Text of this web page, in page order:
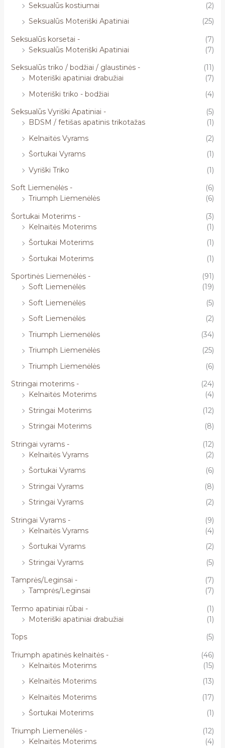
Seksualūs kostiumai
(2)
Seksualūs Moteriški Apatiniai
(25)
Seksualūs korsetai -
(7)
Seksualūs Moteriški Apatiniai
(7)
Seksualūs triko / bodžiai / glaustinės -
(11)
Moteriški apatiniai drabužiai
(7)
Moteriški triko - bodžiai
(4)
Seksualūs Vyriški Apatiniai -
(5)
BDSM / fetišas apatinis trikotažas
(1)
Kelnaitės Vyrams
(2)
Šortukai Vyrams
(1)
Vyriški Triko
(1)
Soft Liemenėlės -
(6)
Triumph Liemenėlės
(6)
Šortukai Moterims -
(3)
Kelnaitės Moterims
(1)
Šortukai Moterims
(1)
Šortukai Moterims
(1)
Sportinės Liemenėlės -
(91)
Soft Liemenėlės
(19)
Soft Liemenėlės
(5)
Soft Liemenėlės
(2)
Triumph Liemenėlės
(34)
Triumph Liemenėlės
(25)
Triumph Liemenėlės
(6)
Stringai moterims -
(24)
Kelnaitės Moterims
(4)
Stringai Moterims
(12)
Stringai Moterims
(8)
Stringai vyrams -
(12)
Kelnaitės Vyrams
(2)
Šortukai Vyrams
(6)
Stringai Vyrams
(8)
Stringai Vyrams
(2)
Stringai Vyrams -
(9)
Kelnaitės Vyrams
(4)
Šortukai Vyrams
(2)
Stringai Vyrams
(5)
Tamprės/Leginsai -
(7)
Tamprės/Leginsai
(7)
Termo apatiniai rūbai -
(1)
Moteriški apatiniai drabužiai
(1)
Tops
(5)
Triumph apatinės kelnaitės -
(46)
Kelnaitės Moterims
(15)
Kelnaitės Moterims
(13)
Kelnaitės Moterims
(17)
Šortukai Moterims
(1)
Triumph Liemenėlės -
(12)
Kelnaitės Moterims
(4)